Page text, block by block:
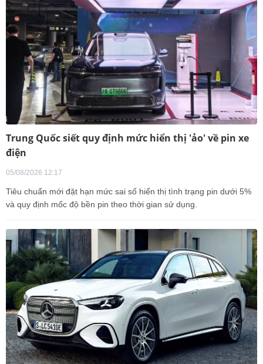
Trung Quốc siết quy định mức hiển thị 'ảo' về pin xe
điện
05/08/2026 12:17
Tiêu chuẩn mới đặt hạn mức sai số hiển thị tình trạng pin dưới 5%
và quy định mốc độ bền pin theo thời gian sử dụng.